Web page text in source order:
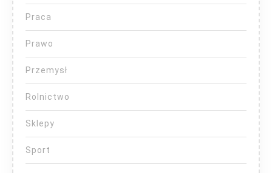
Praca
Prawo
Przemysł
Rolnictwo
Sklepy
Sport